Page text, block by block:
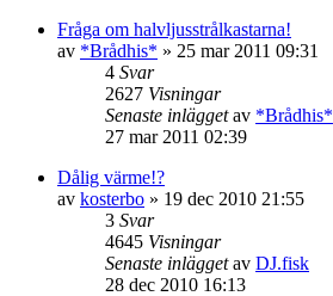
Fråga om halvljusstrålkastarna!
av *Brådhis* » 25 mar 2011 09:31
4 Svar
2627 Visningar
Senaste inläggetav *Brådhis*
27 mar 2011 02:39
Dålig värme!?
av kosterbo » 19 dec 2010 21:55
3 Svar
4645 Visningar
Senaste inläggetav DJ.fisk
28 dec 2010 16:13